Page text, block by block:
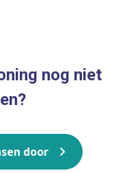
nog niet
door